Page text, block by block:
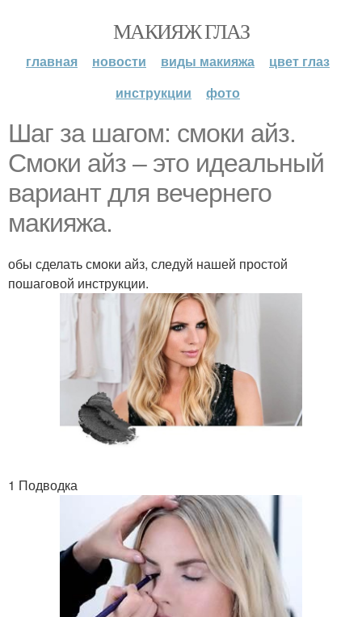
МАКИЯЖ ГЛАЗ
главная новости виды макияжа
цвет глаз
инструкции
фото
Шаг за шагом: смоки айз.
Смоки айз – это идеальный
вариант для вечернего
макияжа.
обы сделать смоки айз, следуй нашей простой
пошаговой инструкции.
1 Подводка